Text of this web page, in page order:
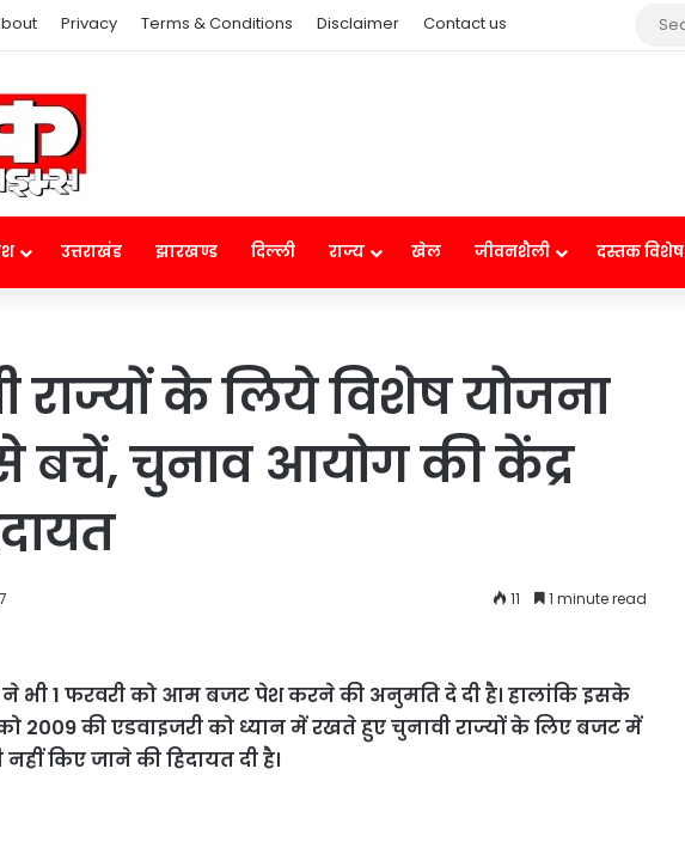
Privacy Terms & Conditions Disclaimer Contact us
उत्तराखंड झारखण्ड दिल्ली राज्य खेल जीवनशैली दस्तक विशेष
राज्यों के लिये विशेष योजना
बचें, चुनाव आयोग की केंद्र
11 1 minute read
ने भी 1 फरवरी को आम बजट पेश करने की अनुमति दे दी है। हालांकि इसके
2009 की एडवाइजरी को ध्यान में रखते हुए चुनावी राज्यों के लिए बजट में
किए जाने की हिदायत दी है।